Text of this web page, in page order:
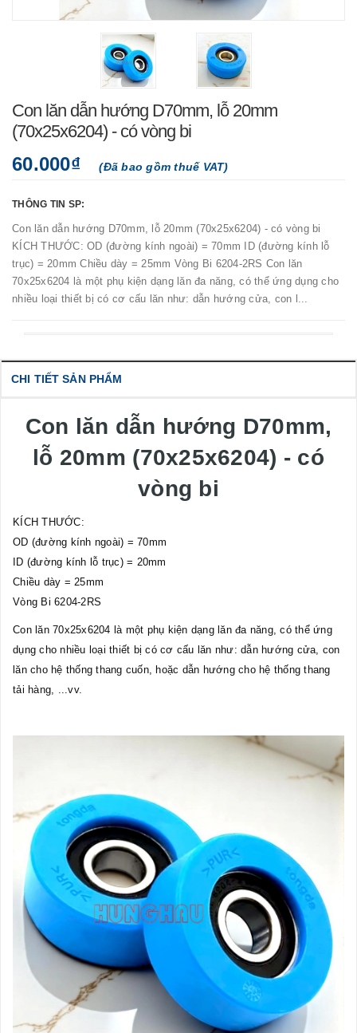
Con lăn dẫn hướng D70mm, lỗ 20mm
(70x25x6204) - có vòng bi
60.000₫ (Đã bao gồm thuế VAT)
THÔNG TIN SP:
Con lăn dẫn hướng D70mm, lỗ 20mm (70x25x6204) - có vòng bi
KÍCH THƯỚC: OD (đường kính ngoài) = 70mm ID (đường kính lỗ
trục) = 20mm Chiều dày = 25mm Vòng Bi 6204-2RS Con lăn
70x25x6204 là một phụ kiện dạng lăn đa năng, có thể ứng dụng cho
nhiều loại thiết bị có cơ cấu lăn như: dẫn hướng cửa, con l...
CHI TIẾT SẢN PHẨM
Con lăn dẫn hướng D70mm,
lỗ 20mm (70x25x6204) - có
vòng bi
KÍCH THƯỚC:
OD (đường kính ngoài) = 70mm
ID (đường kính lỗ trục) = 20mm
Chiều dày = 25mm
Vòng Bi 6204-2RS
Con lăn 70x25x6204 là một phụ kiện dạng lăn đa năng, có thể ứng
dụng cho nhiều loại thiết bị có cơ cấu lăn như: dẫn hướng cửa, con
lăn cho hệ thống thang cuốn, hoặc dẫn hướng cho hệ thống thang
tải hàng, ...vv.